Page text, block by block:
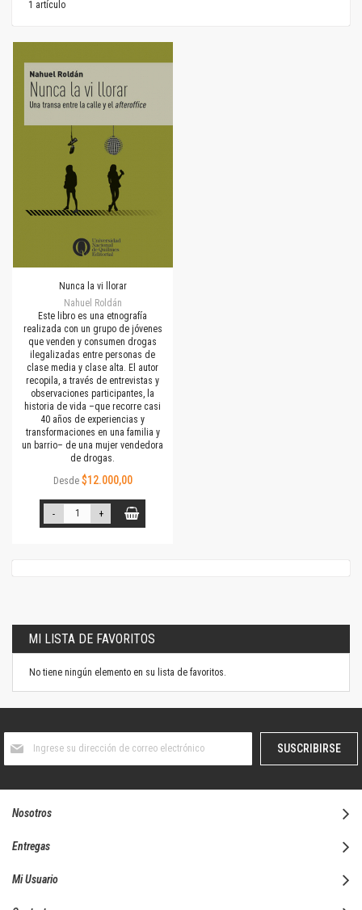
1 artículo
Nunca la vi llorar
Nahuel Roldán
Este libro es una etnografía
realizada con un grupo de jóvenes
que venden y consumen drogas
ilegalizadas entre personas de
clase media y clase alta. El autor
recopila, a través de entrevistas y
observaciones participantes, la
historia de vida –que recorre casi
40 años de experiencias y
transformaciones en una familia y
un barrio– de una mujer vendedora
de drogas.
Desde $12.000,00
- +
MI LISTA DE FAVORITOS
No tiene ningún elemento en su lista de favoritos.
boletín
SUSCRIBIRSE
Nosotros
Entregas
Mi Usuario